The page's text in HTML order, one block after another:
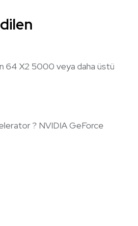
64 X2 5000 veya daha üstü
? NVIDIA GeForce